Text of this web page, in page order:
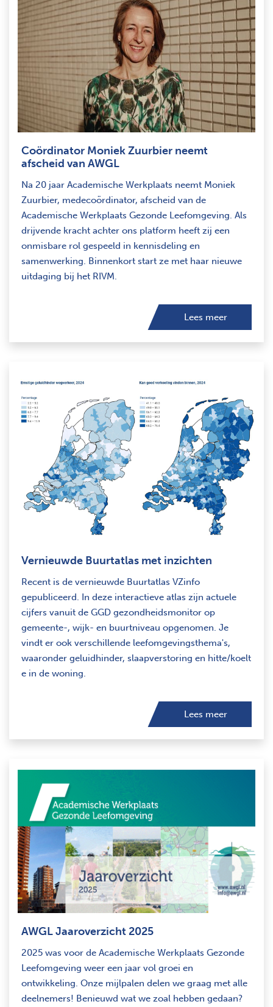
Coördinator Moniek Zuurbier neemt
afscheid van AWGL
Na 20 jaar Academische Werkplaats neemt Moniek
Zuurbier, medecoördinator, afscheid van de
Academische Werkplaats Gezonde Leefomgeving. Als
drijvende kracht achter ons platform heeft zij een
onmisbare rol gespeeld in kennisdeling en
samenwerking. Binnenkort start ze met haar nieuwe
uitdaging bij het RIVM.
Lees meer
Vernieuwde Buurtatlas met inzichten
Recent is de vernieuwde Buurtatlas VZinfo
gepubliceerd. In deze interactieve atlas zijn actuele
cijfers vanuit de GGD gezondheidsmonitor op
gemeente-, wijk- en buurtniveau opgenomen. Je
vindt er ook verschillende leefomgevingsthema's,
waaronder geluidhinder, slaapverstoring en hitte/koelt
e in de woning.
Lees meer
AWGL Jaaroverzicht 2025
2025 was voor de Academische Werkplaats Gezonde
Leefomgeving weer een jaar vol groei en
ontwikkeling. Onze mijlpalen delen we graag met alle
deelnemers! Benieuwd wat we zoal hebben gedaan?